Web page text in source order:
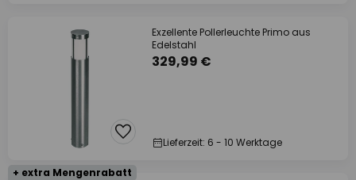
Exzellente Pollerleuchte Primo aus
Edelstahl
329,99 €
Lieferzeit: 6 - 10 Werktage
+ extra Mengenrabatt